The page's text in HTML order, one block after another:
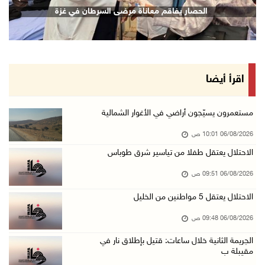
06/آب/2026 09:25 ص
السلطات الإسرائيلية تهدم بناية سكنية في كفر ق ...
الاحتلال يعتقل شابا من دير الغصون ويقتحم بلدا ...
الاحتلال يعتقل 4 مواطنين من محافظة نابلس
06/آب/2026 08:36 ص
الاحتلال يقتحم قلقيلية وعزون عتمة وبيت أمين
تواصل انتهاكات الاحتلال ومستعمريه: إصابات واع ...
05/آب/2026 11:08 م
الحصار يفاقم معاناة مرضى السرطان في غزة
اقرأ أيضا
مستعمرون يسيّجون أراضي في الأغوار الشمالية
06/08/2026 10:01 ص
الاحتلال يعتقل طفلا من تياسير شرق طوباس
06/08/2026 09:51 ص
الاحتلال يعتقل 5 مواطنين من الخليل
06/08/2026 09:48 ص
الجريمة الثانية خلال ساعات: قتيل بإطلاق نار في
مقيبلة ب